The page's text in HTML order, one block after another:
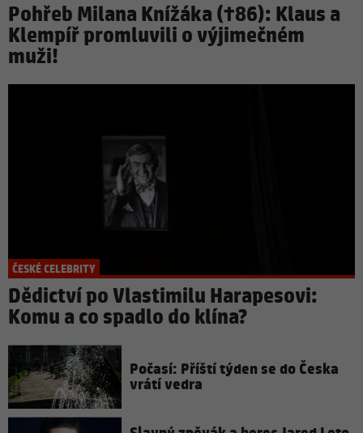
Pohřeb Milana Knížáka (†86): Klaus a
Klempíř promluvili o výjimečném
muži!
ČESKÉ CELEBRITY
Dědictví po Vlastimilu Harapesovi:
Komu a co spadlo do klína?
Počasí: Příští týden se do Česka
vrátí vedra